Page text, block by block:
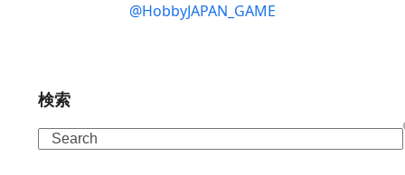
@HobbyJAPAN_GAME
検索
Search